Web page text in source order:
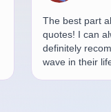
The best part
quotes! I can
definitely
wave in their